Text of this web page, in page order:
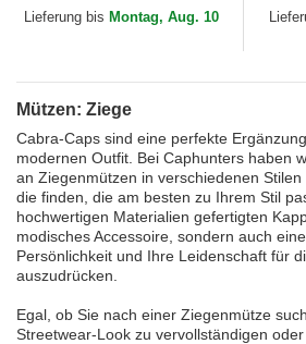
Lieferung bis Montag, Aug. 10
Mützen: Ziege
Cabra-Caps sind eine perfekte
modernen Outfit. Bei Caphunters haben
an Ziegenmützen in verschiedenen
die finden, die am besten zu Ihrem Stil
hochwertigen Materialien gefertigten
modisches Accessoire, sondern auch
Persönlichkeit und Ihre Leidenschaft für
auszudrücken.
Egal, ob Sie nach einer Ziegenmütze
Streetwear-Look zu vervollständigen